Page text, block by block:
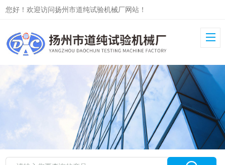
您好！欢迎访问扬州市道纯试验机械厂网站！